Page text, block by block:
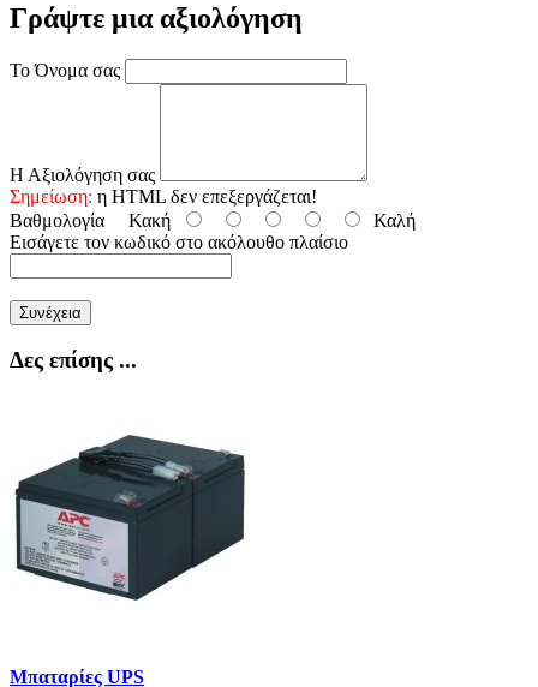
Γράψτε μια αξιολόγηση
Το Όνομα σας
Η Αξιολόγηση σας
Σημείωση: η HTML δεν επεξεργάζεται!
Βαθμολογία Κακή
Καλή
Εισάγετε τον κωδικό στο ακόλουθο πλαίσιο
Συνέχεια
Δες επίσης ...
Μπαταρίες UPS